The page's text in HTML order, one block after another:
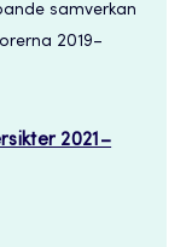
samverkan
2019–
2021–